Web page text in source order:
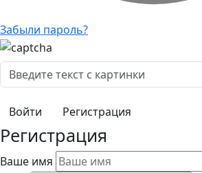
Забыли пароль?
Регистрация
Регистрация
Ваше имя